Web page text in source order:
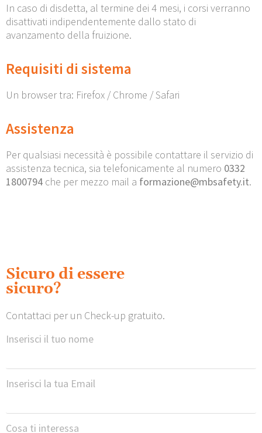
In caso di disdetta, al termine dei 4 mesi, i corsi verranno
disattivati indipendentemente dallo stato di
avanzamento della fruizione.
Requisiti di sistema
Un browser tra: Firefox / Chrome / Safari
Assistenza
Per qualsiasi necessità è possibile contattare il servizio di
assistenza tecnica, sia telefonicamente al numero 0332
1800794 che per mezzo mail a formazione@mbsafety.it.
Sicuro di essere
sicuro?
Contattaci per un Check-up gratuito.
Inserisci il tuo nome
Inserisci la tua Email
Cosa ti interessa